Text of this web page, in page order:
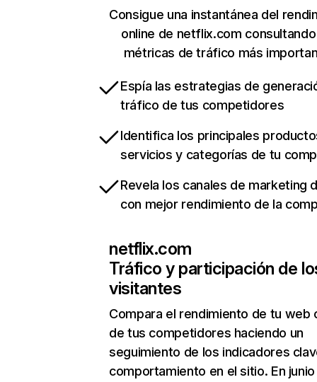
Consigue una instantánea del
online de netflix.com
métricas de tráfico más
Espía las estrategias de
tráfico de tus competidores
Identifica los principales
servicios y categorías de tu
Revela los canales de marketing
con mejor rendimiento de la
netflix.com
Tráfico y participación de
visitantes
Compara el rendimiento de tu web
de tus competidores haciendo un
seguimiento de los indicadores
comportamiento en el sitio. En junio